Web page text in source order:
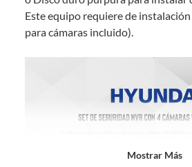
estar en perfecto estado, con todas sus
entregamos.
Productos digitales que se entregan
Productos a pedido o confeccionados a
Productos que han sido informados
reparados, abiertos, de segunda
Este equipo requiere de
para cámaras incluido).
Mostrar Más